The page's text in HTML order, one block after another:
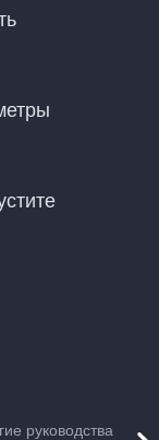
руководства